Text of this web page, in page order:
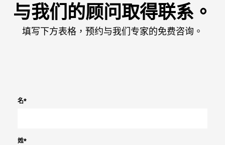
与我们的顾问取得联系。
填写下方表格，预约与我们专家的免费咨询。
名*
姓*